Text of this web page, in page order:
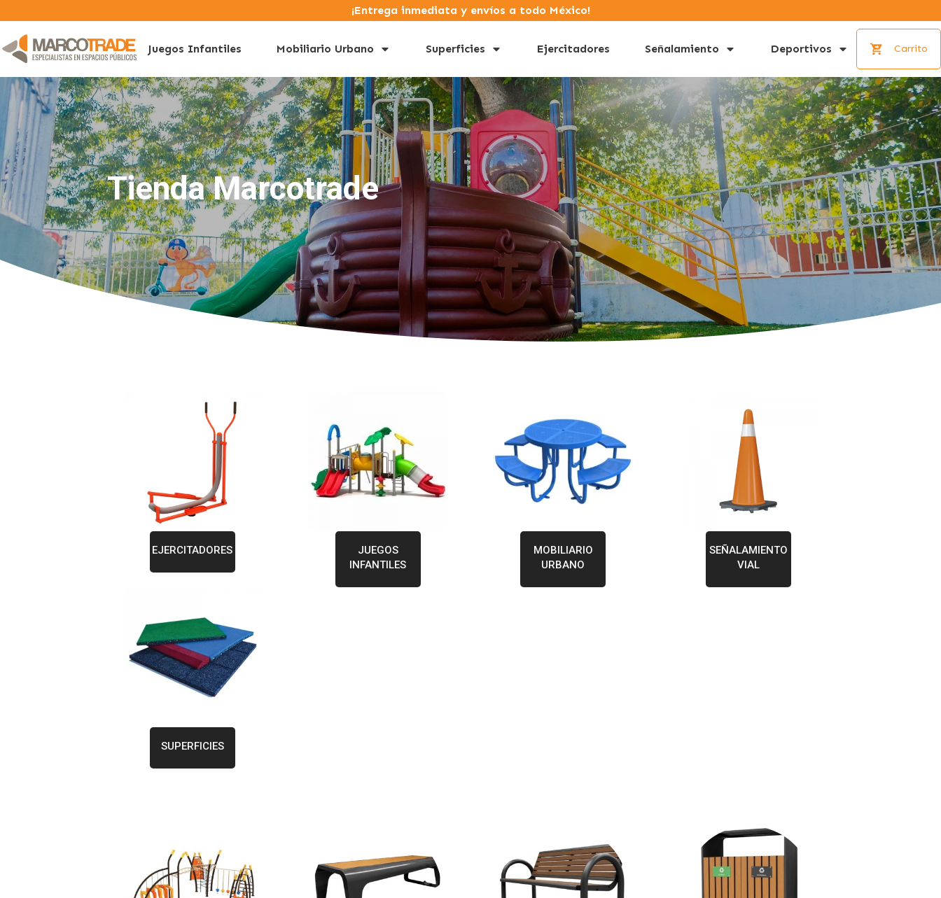
¡Entrega inmediata y envíos a todo México!
Juegos Infantiles Mobiliario Urbano Superficies Ejercitadores Señalamiento Deportivos Carrito
Tienda Marcotrade
EJERCITADORES
JUEGOS
INFANTILES
MOBILIARIO
URBANO
SEÑALAMIENTO
VIAL
SUPERFICIES